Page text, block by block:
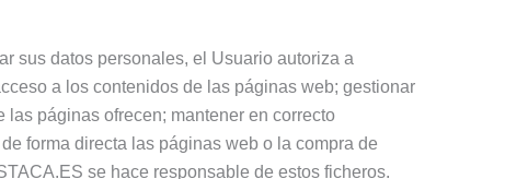
sus datos personales, el Usuario autoriza a
a los contenidos de las páginas web; gestionar
páginas ofrecen; mantener en correcto
forma directa las páginas web o la compra de
se hace responsable de estos ficheros.